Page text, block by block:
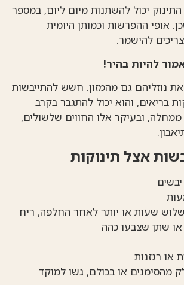
יכול להשתנות מיום ליום, במספר
אופי ההפרשות וכמותן היומית
להישמר.
להיות בהיר!
נוזליהם גם מהמזון. חשש להתייבשות
בריאים, והוא יכול להתגבר בקרב
ממחלה, ובעיקר אלו החווים שלשולים,
אצל תינוקות
שעות או יותר לאחר החלפה, ריח
שתן שצבעו כהה
או רגזנות
או בכולם, גשו למוקד